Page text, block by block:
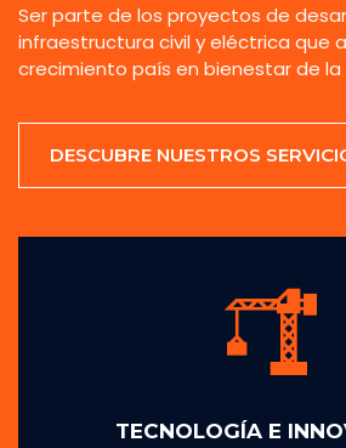
Ser parte de los proyectos de
infraestructura civil y eléctrica que
crecimiento país en bienestar de la
DESCUBRE NUESTROS
TECNOLOGÍA E